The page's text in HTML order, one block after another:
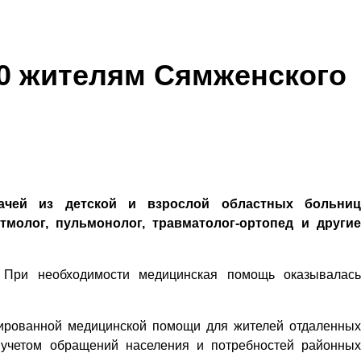
жителям Сямженского
из детской и взрослой областных больниц
пульмонолог, травматолог-ортопед и другие
необходимости медицинская помощь оказывалась
медицинской помощи для жителей отдаленных
обращений населения и потребностей районных